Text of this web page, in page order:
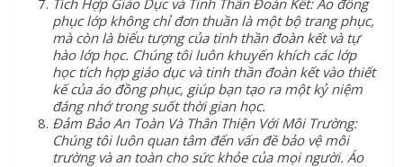
phục lớp không chỉ đơn thuần là một bộ trang phục,
mà còn là biểu tượng của tinh thần đoàn kết và tự
hào lớp học. Chúng tôi luôn khuyến khích các lớp
học tích hợp giáo dục và tinh thần đoàn kết vào thiết
kế của áo đồng phục, giúp bạn tạo ra một kỷ niệm
đáng nhớ trong suốt thời gian học.
Đảm Bảo An Toàn Và Thân Thiện Với Môi Trường:
Chúng tôi luôn quan tâm đến vấn đề bảo vệ môi
trường và an toàn cho sức khỏe của mọi người. Áo